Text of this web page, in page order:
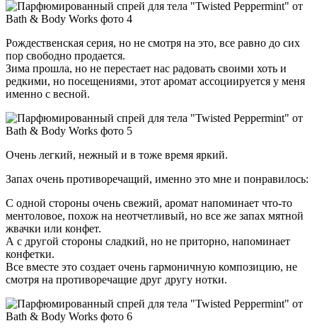
Рождественская серия, но не смотря на это, все равно до сих
пор свободно продается.
Зима прошла, но не перестает нас радовать своими хоть и
редкими, но посещениями, этот аромат ассоциируется у меня
именно с весной.
Очень легкий, нежный и в тоже время яркий.
Запах очень противоречащий, именно это мне и понравилось:
С одной стороны очень свежий, аромат напоминает что-то
ментоловое, похож на неотчетливый, но все же запах мятной
жвачки или конфет.
А с другой стороны сладкий, но не приторно, напоминает
конфетки.
Все вместе это создает очень гармоничную композицию, не
смотря на противоречащие друг другу нотки.